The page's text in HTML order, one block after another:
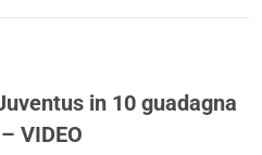
in 10 guadagna
VIDEO